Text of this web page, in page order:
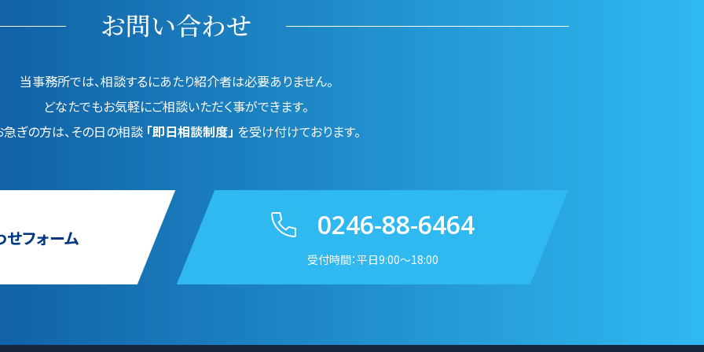
お問い合わせ
当事務所では、相談するにあたり紹介者は必要ありません。
どなたでもお気軽にご相談いただく事ができます。
急ぎの方は、その日の相談 「即日相談制度」 を受け付けております。
フォーム 0246-88-6464
受付時間：平日9:00〜18:00